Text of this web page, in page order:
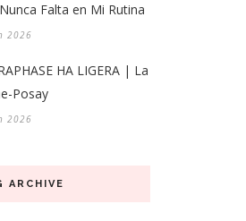
Falta en Mi Rutina
2026
HA LIGERA | La
Posay
2026
ARCHIVE